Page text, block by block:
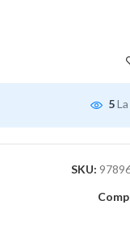
5
SKU: